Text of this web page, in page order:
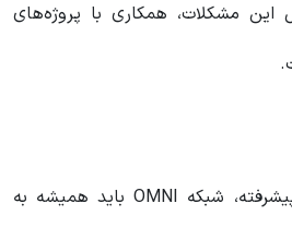
مشکلات، همکاری با پروژه‌های
با وجود تدابیر اومنیتی پیشرفته، شبکه OMNI باید همیشه به